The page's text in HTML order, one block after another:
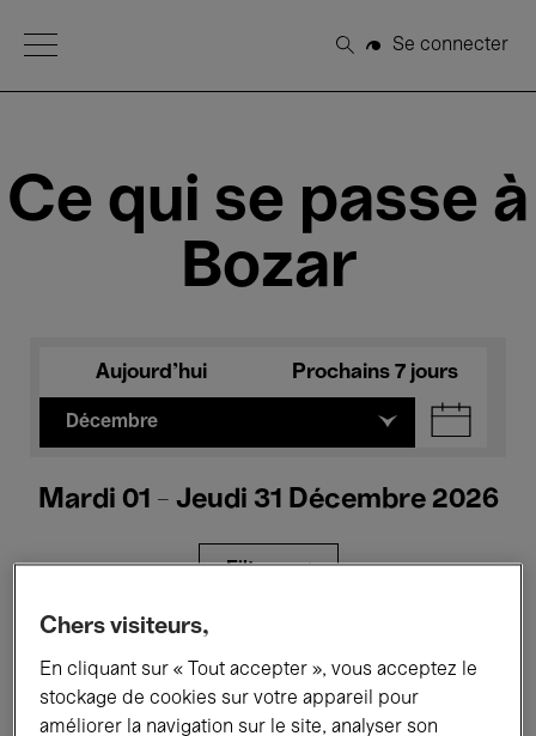
Open Menu
Rechercher
Se connecter
Ce qui se passe à
Bozar
Aujourd'hui Prochains 7 jours
Décembre
Mardi 01 - Jeudi 31 Décembre 2026
Filtres
Expositions Films Performances
Chers visiteurs,
En cliquant sur « Tout accepter », vous acceptez le
stockage de cookies sur votre appareil pour
améliorer la navigation sur le site, analyser son